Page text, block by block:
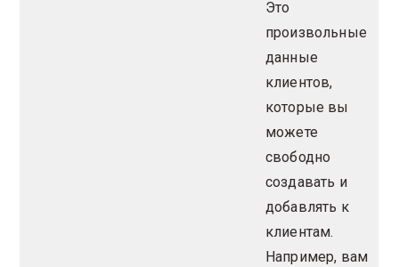
Это
произвольные
данные
клиентов,
которые вы
можете
свободно
создавать и
добавлять к
клиентам.
Например, вам